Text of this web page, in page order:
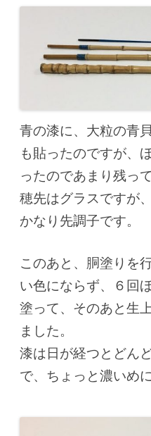
青の漆に、大粒の青
も貼ったのですが、
ったのであまり残っ
穂先はグラスですが
かなり先調子です。
このあと、胴塗りを
い色にならず、６回
塗って、そのあと生
ました。
漆は日が経つとどん
で、ちょっと濃いめ